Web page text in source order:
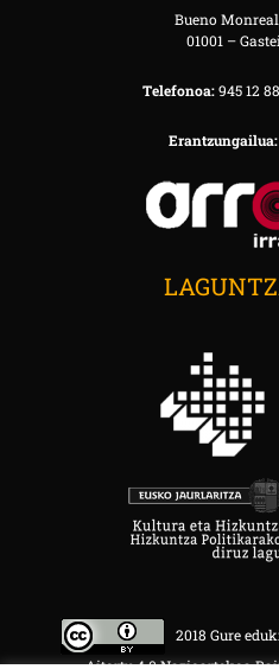
Bueno
01001 –
Telefonoa:945 12
Erantzungailua:
2018 Gure